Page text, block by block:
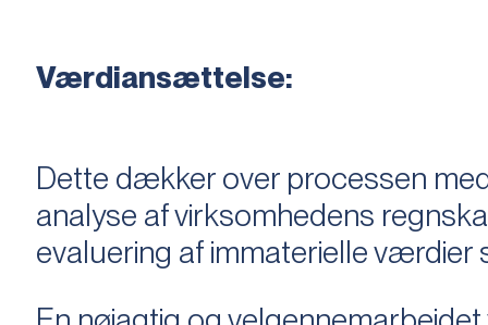
Værdiansættelse:
Dette dækker over processen
analyse af virksomhedens
evaluering af immaterielle